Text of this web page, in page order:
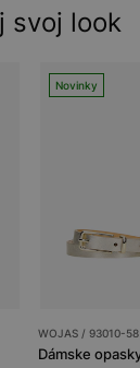
svoj look
Novinky
WOJAS / 93010-58